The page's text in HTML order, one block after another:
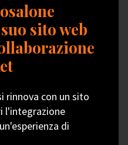
sito web
rinnova con un sito
l'integrazione
di